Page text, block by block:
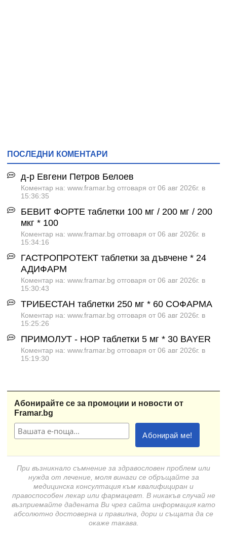
ПОСЛЕДНИ КОМЕНТАРИ
д-р Евгени Петров Белоев
Коментар на: www.framar.bg отговаря от 06 авг 2026г. в
15:36:35
БЕВИТ ФОРТЕ таблетки 100 мг / 200 мг / 200
мкг * 100
Коментар на: www.framar.bg отговаря от 06 авг 2026г. в
15:34:16
ГАСТРОПРОТЕКТ таблетки за дъвчене * 24
АДИФАРМ
Коментар на: www.framar.bg отговаря от 06 авг 2026г. в
15:30:43
ТРИБЕСТАН таблетки 250 мг * 60 СОФАРМА
Коментар на: www.framar.bg отговаря от 06 авг 2026г. в
15:25:26
ПРИМОЛУТ - НОР таблетки 5 мг * 30 BAYER
Коментар на: www.framar.bg отговаря от 06 авг 2026г. в
15:19:30
Абонирайте се за промоции и новости от
Framar.bg
При възникнало съмнение за здравословен проблем или
нужда от лечение, моля винаги се обръщайте за
медицинска консултация към квалифициран и
правоспособен лекар или фармацевт. В никакъв случай не
възприемайте дадената Ви чрез сайта информация като
абсолютно достоверна и правилна, дори и същата да се
окаже такава.